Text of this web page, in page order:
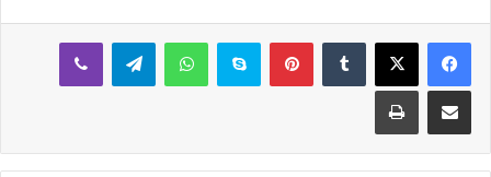
بينتيريستسكايب واتساب تيلقرام ڤايبر
مشاركة عبر البريد طباعة